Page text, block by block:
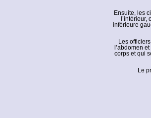
Ensuite, les
inférieure
Les
l’abdomen
corps et qui
Le